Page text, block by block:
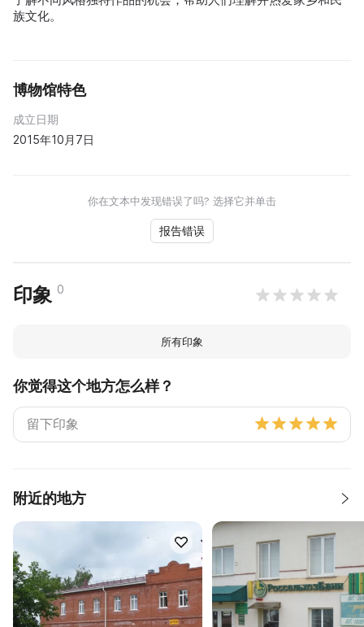
族文化。
博物馆特色
成立日期
2015年10月7日
你在文本中发现错误了吗? 选择它并单击
报告错误
印象 0
所有印象
你觉得这个地方怎么样？
附近的地方